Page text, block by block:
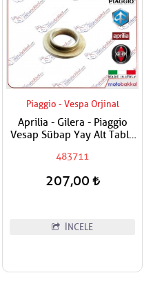
Piaggio - Vespa Orjinal
Aprilia - Gilera - Piaggio
Vesap Sübap Yay Alt Tabla
483711
207,00
İNCELE